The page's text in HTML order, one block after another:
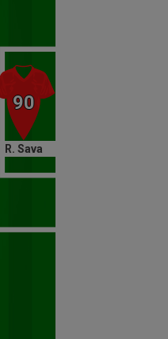
ce
cu un
lui
R. Sava